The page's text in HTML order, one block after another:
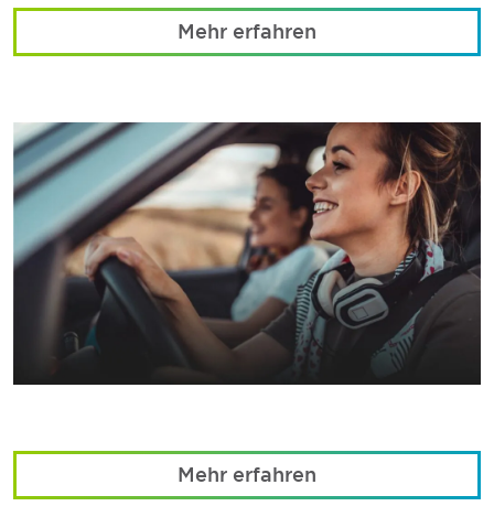
Mehr erfahren
Mehr erfahren